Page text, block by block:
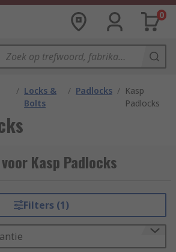
0
/ Locks &
Bolts
/ Padlocks / Kasp
Padlocks
Kasp Padlocks
Filters (1)